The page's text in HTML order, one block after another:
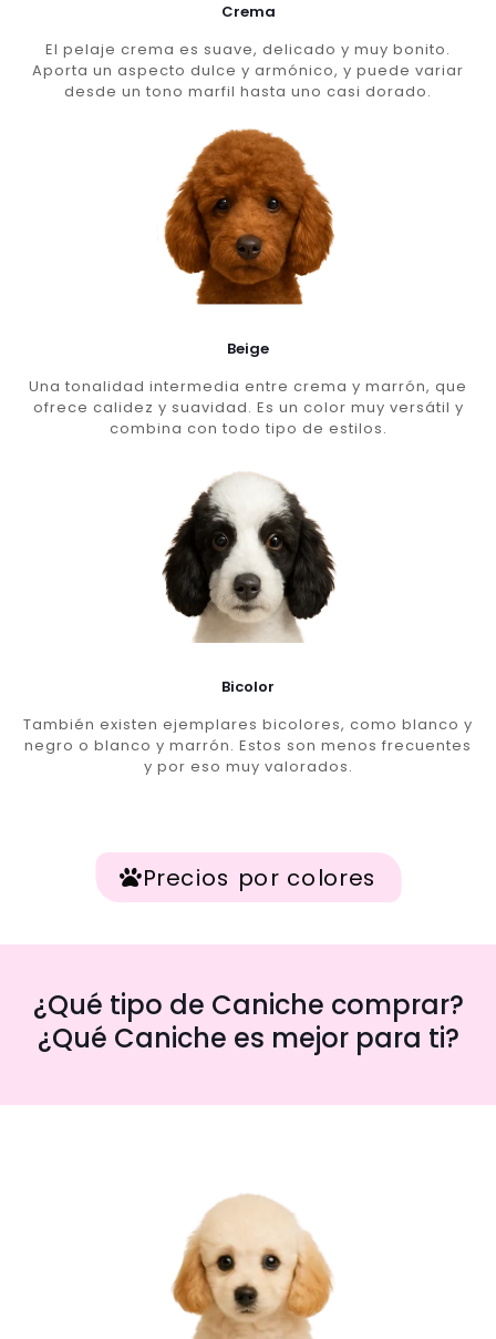
Crema
El pelaje crema es suave, delicado y muy bonito.
Aporta un aspecto dulce y armónico, y puede variar
desde un tono marfil hasta uno casi dorado.
Beige
Una tonalidad intermedia entre crema y marrón, que
ofrece calidez y suavidad. Es un color muy versátil y
combina con todo tipo de estilos.
Bicolor
También existen ejemplares bicolores, como blanco y
negro o blanco y marrón. Estos son menos frecuentes
y por eso muy valorados.
Precios por colores
¿Qué tipo de Caniche comprar?
¿Qué Caniche es mejor para ti?